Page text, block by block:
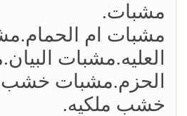
مشبات.
مشبات ام
العليه.مشبات
الحزم.مشبات
خشب ملكيه.